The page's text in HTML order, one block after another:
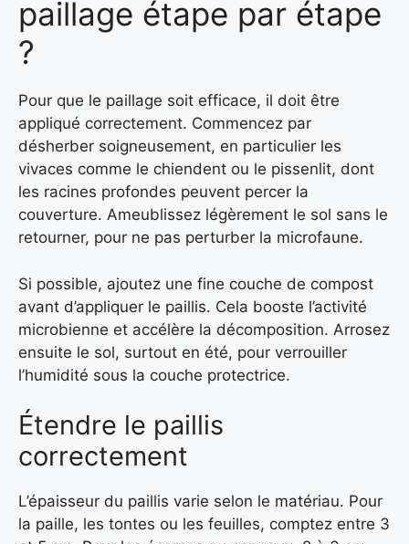
paillage étape par étape
?
Pour que le paillage soit efficace, il doit être
appliqué correctement. Commencez par
désherber soigneusement, en particulier les
vivaces comme le chiendent ou le pissenlit, dont
les racines profondes peuvent percer la
couverture. Ameublissez légèrement le sol sans le
retourner, pour ne pas perturber la microfaune.
Si possible, ajoutez une fine couche de compost
avant d’appliquer le paillis. Cela booste l’activité
microbienne et accélère la décomposition. Arrosez
ensuite le sol, surtout en été, pour verrouiller
l’humidité sous la couche protectrice.
Étendre le paillis
correctement
L’épaisseur du paillis varie selon le matériau. Pour
la paille, les tontes ou les feuilles, comptez entre 3